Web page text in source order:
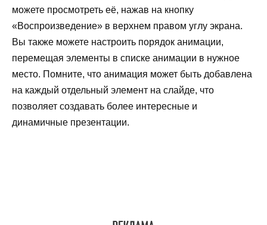
можете просмотреть её, нажав на кнопку
«Воспроизведение» в верхнем правом углу экрана.
Вы также можете настроить порядок анимации,
перемещая элементы в списке анимации в нужное
место. Помните, что анимация может быть добавлена
на каждый отдельный элемент на слайде, что
позволяет создавать более интересные и
динамичные презентации.